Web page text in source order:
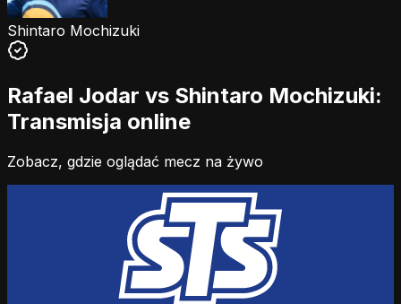
Shintaro Mochizuki
Rafael Jodar vs Shintaro Mochizuki:
Transmisja online
Zobacz, gdzie oglądać mecz na żywo